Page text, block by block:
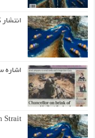
اشاره
Strait